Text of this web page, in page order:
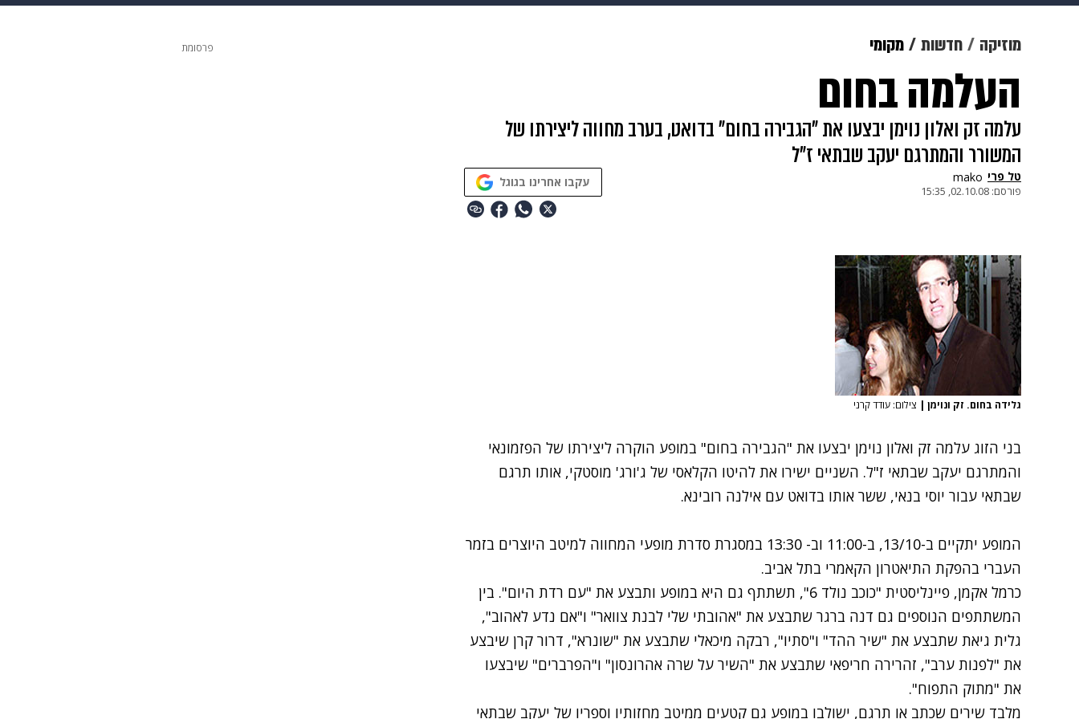
מוזיקה
דיגיטל
מוזיקה חדשות מקומי
העלמה בחום
עלמה זק ואלון נוימן יבצעו את "הגבירה בחום" בדואט, בערב מחווה ליצירתו של
המשורר והמתרגם יעקב שבתאי ז"ל
טל פרי mako
פורסם: 02.10.08, 15:35
עקבו אחרינו בגוגל
גלידה בחום. זק ונוימן | צילום: עודד קרני
בני הזוג עלמה זק ואלון נוימן יבצעו את "הגבירה בחום" במופע הוקרה ליצירתו של הפזמונאי
והמתרגם יעקב שבתאי ז"ל. השניים ישירו את להיטו הקלאסי של ג'ורג' מוסטקי, אותו תרגם
שבתאי עבור יוסי בנאי, ששר אותו בדואט עם אילנה רובינא.
המופע יתקיים ב-13/10, ב-11:00 וב- 13:30 במסגרת סדרת מופעי המחווה למיטב היוצרים בזמר
העברי בהפקת התיאטרון הקאמרי בתל אביב.
כרמל אקמן, פיינליסטית "כוכב נולד 6", תשתתף גם היא במופע ותבצע את "עם רדת היום". בין
המשתתפים הנוספים גם דנה ברגר שתבצע את "אהובתי שלי לבנת צוואר" ו"אם נדע לאהוב",
גלית גיאת שתבצע את "שיר ההד" ו"סתיו", רבקה מיכאלי שתבצע את "שונרא", דרור קרן שיבצע
את "לפנות ערב", זהרירה חריפאי שתבצע את "השיר על שרה אהרונסון" ו"הפרברים" שיבצעו
את "מתוק התפוח".
מלבד שירים שכתב או תרגם, ישולבו במופע גם קטעים ממיטב מחזותיו וספריו של יעקב שבתאי
פרסומת